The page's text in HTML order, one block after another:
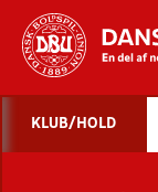
KLUB/HOLD